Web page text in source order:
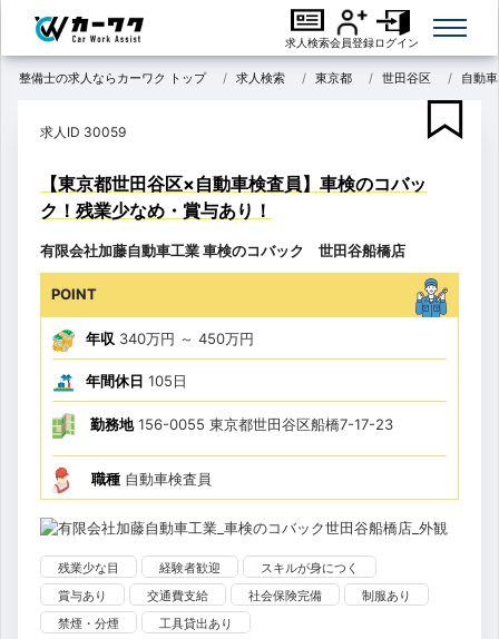
求人検索会員登録ログイン
整備士の求人ならカーワク トップ 求人検索 東京都 世田谷区 自動
求人ID 30059
【東京都世田谷区×自動車検査員】車検のコバッ
ク！残業少なめ・賞与あり！
有限会社加藤自動車工業 車検のコバック 世田谷船橋店
POINT
年収 340万円 ～ 450万円
年間休日 105日
勤務地156-0055 東京都世田谷区船橋7-17-23
職種 自動車検査員
残業少な目 経験者歓迎
スキルが身につく
賞与あり
交通費支給 社会保険完備
制服あり
禁煙・分煙
工具貸出あり